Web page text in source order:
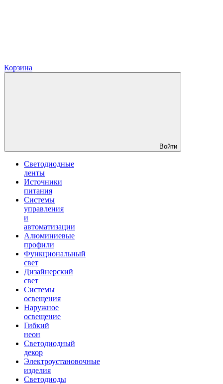
Корзина
Войти
Светодиодные
ленты
Источники
питания
Системы
управления
и
автоматизации
Алюминиевые
профили
Функциональный
свет
Дизайнерский
свет
Системы
освещения
Наружное
освещение
Гибкий
неон
Светодиодный
декор
Электроустановочные
изделия
Светодиоды